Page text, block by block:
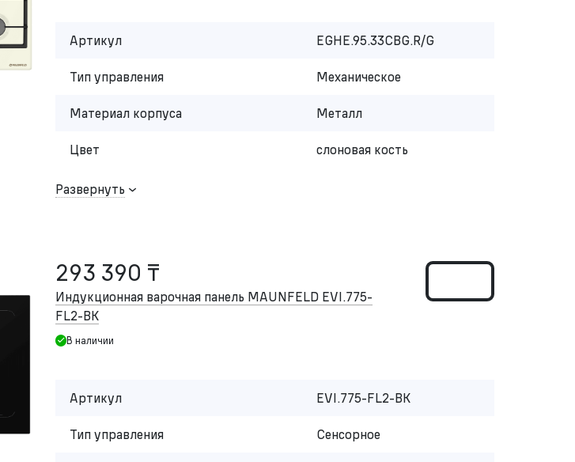
Артикул EGHE.95.33CBG.R/G
Тип управления Механическое
Материал корпуса Металл
Цвет слоновая кость
Развернуть
293 390 ₸
Индукционная варочная панель MAUNFELD EVI.775-
FL2-BK
В наличии
Артикул EVI.775-FL2-BK
Тип управления Сенсорное